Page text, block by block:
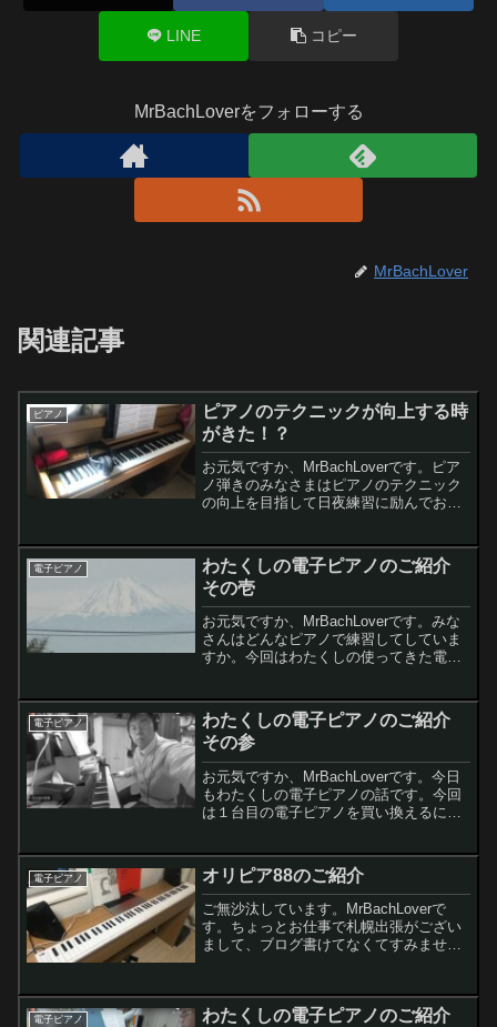
LINE コピー
MrBachLoverをフォローする
MrBachLover
関連記事
ピアノ
ピアノのテクニックが向上する時
がきた！？
お元気ですか、MrBachLoverです。ピア
ノ弾きのみなさまはピアノのテクニック
の向上を目指して日夜練習に励んでおら
人ですさて今回は新しい電子ピアノの
DP603のイ...
電子ピアノ
わたくしの電子ピアノのご紹介
その壱
お元気ですか、MrBachLoverです。みな
さんはどんなピアノで練習してしていま
すか。今回はわたくしの使ってきた電子
ピアノで練習していました。けれど社会
人になって独...
電子ピアノ
わたくしの電子ピアノのご紹介
その参
お元気ですか、MrBachLoverです。今日
もわたくしの電子ピアノの話です。今回
は１台目の電子ピアノを買い換えるに至
ピアノを10年以上使っていましたが、音
が粗いペダ...
電子ピアノ オリピア88のご紹介
ご無沙汰しています。MrBachLoverで
す。ちょっとお仕事で札幌出張がござい
まして、ブログ書けてなくてすみませ
っちゃいましたので新曲「風の精」の練
習も激忙しいです。...
電子ピアノ
わたくしの電子ピアノのご紹介